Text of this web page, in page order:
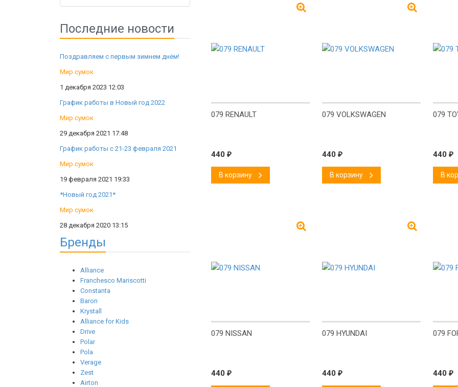
Последние новости
Поздравляем с первым зимнем днём!
Мир сумок
1 декабря 2023 12:03
График работы в Новый год 2022
Мир сумок
29 декабря 2021 17:48
График работы с 21-23 февраля 2021
Мир сумок
19 февраля 2021 19:33
*Новый год 2021*
Мир сумок
28 декабря 2020 13:15
Бренды
Alliance
Franchesco Mariscotti
Constanta
Baron
Krystall
Alliance for Kids
Drive
Polar
Pola
Verage
Zest
Airton
079 RENAULT
440 ₽
В корзину
079 VOLKSWAGEN
440 ₽
В корзину
079
440 ₽
В
079 NISSAN
440 ₽
079 HYUNDAI
440 ₽
079
440 ₽